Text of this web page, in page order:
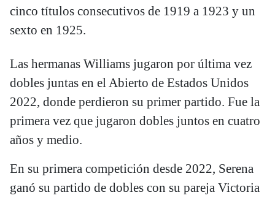
cinco títulos consecutivos de 1919 a 1923 y un
sexto en 1925.
Las hermanas Williams jugaron por última vez
dobles juntas en el Abierto de Estados Unidos
2022, donde perdieron su primer partido. Fue la
primera vez que jugaron dobles juntos en cuatro
años y medio.
En su primera competición desde 2022, Serena
ganó su partido de dobles con su pareja Victoria